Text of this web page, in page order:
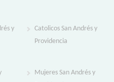
y
Catolicos San Andrés y
Providencia
Mujeres San Andrés y